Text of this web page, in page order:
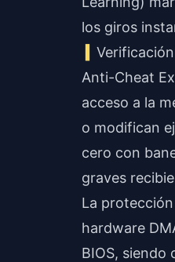
los giros
Anti-Cheat
acceso a la
o modifican
cero con
graves
La
hardware
BIOS, siendo